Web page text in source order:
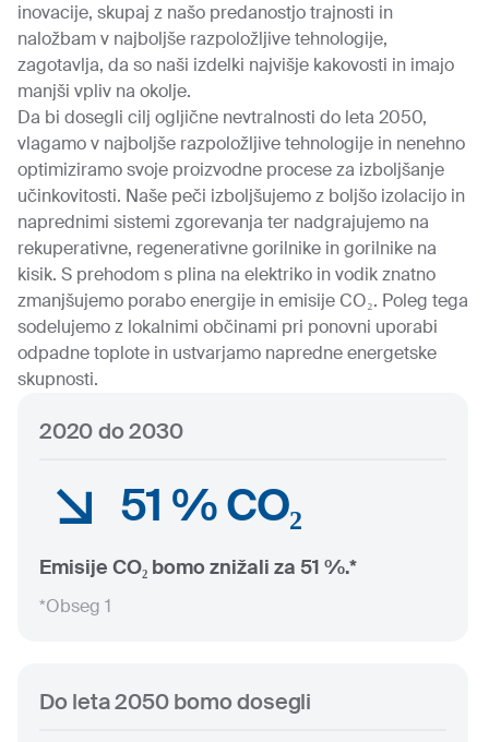
inovacije, skupaj z našo predanostjo trajnosti in
naložbam v najboljše razpoložljive tehnologije,
zagotavlja, da so naši izdelki najvišje kakovosti in imajo
manjši vpliv na okolje.
Da bi dosegli cilj ogljične nevtralnosti do leta 2050,
vlagamo v najboljše razpoložljive tehnologije in nenehno
optimiziramo svoje proizvodne procese za izboljšanje
učinkovitosti. Naše peči izboljšujemo z boljšo izolacijo in
naprednimi sistemi zgorevanja ter nadgrajujemo na
rekuperativne, regenerativne gorilnike in gorilnike na
kisik. S prehodom s plina na elektriko in vodik znatno
zmanjšujemo porabo energije in emisije CO₂. Poleg tega
sodelujemo z lokalnimi občinami pri ponovni uporabi
odpadne toplote in ustvarjamo napredne energetske
skupnosti.
2020 do 2030
51 % CO₂
Emisije CO₂ bomo znižali za 51 %.*
*Obseg 1
Do leta 2050 bomo dosegli